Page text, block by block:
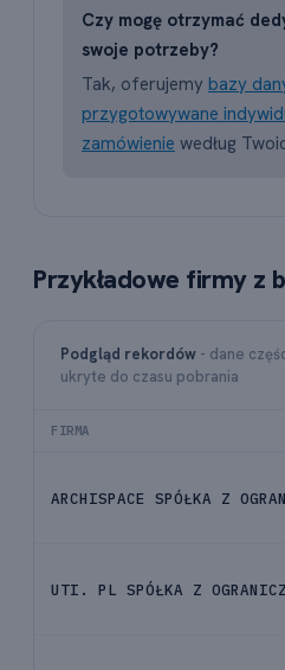
Czy mogę otrzymać
swoje potrzeby?
Tak, oferujemy bazy
przygotowywane
zamówienie według
Przykładowe firmy z
Podgląd rekordów - dane
ukryte do czasu pobrania
FIRMA
ARCHISPACE SPÓŁKA Z
UTI. PL SPÓŁKA Z